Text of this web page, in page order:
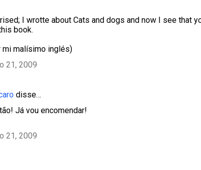
I wrotte about Cats and dogs and now I see that
book.
mi malísimo inglés)
21, 2009
disse…
Já vou encomendar!
21, 2009